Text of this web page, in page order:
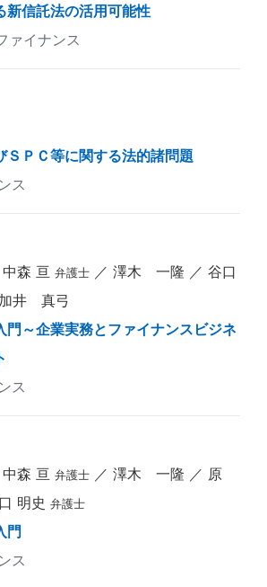
新信託法の活用可能性
ァイナンス
ＳＰＣ等に関する法的諸問題
ス
中森 亘 弁護士 澤木 一隆
谷口
井 真弓
門～企業実務とファイナンスビジネ
ス
中森 亘 弁護士 澤木 一隆
原
明史 弁護士
門
ス